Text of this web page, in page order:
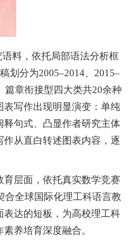
料，依托局部语法分析框
划分为2005–2014、2015–
篇章衔接型四大类共20余种
表写作出现明显演变：单纯
句式、凸显作者研究主体
从直白转述图表内容，逐
层面，依托真实数学竞赛
合全球国际化理工科语言教
达的短板，为高校理工科
养培育深度融合。